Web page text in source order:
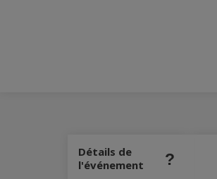
Détails de
l'événement